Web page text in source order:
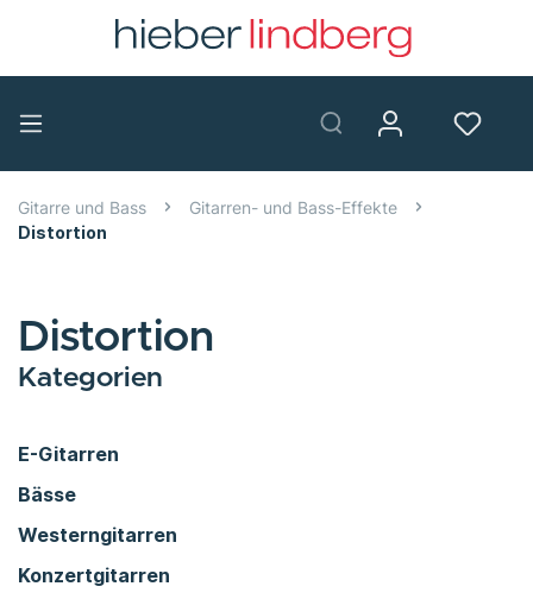
Gitarre und Bass
Gitarren- und Bass-Effekte
Distortion
Distortion
Kategorien
E-Gitarren
Bässe
Westerngitarren
Konzertgitarren